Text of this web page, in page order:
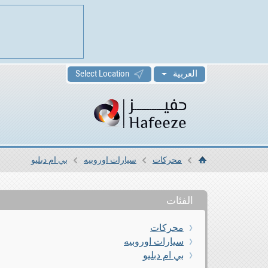
العربية Select Location
الرئيسيةمحركات سيارات اوروبيه بي ام دبليو
الفئات
محركات
سيارات اوروبيه
بي ام دبليو